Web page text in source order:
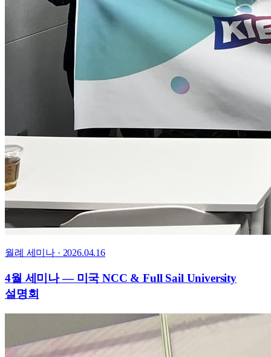
월례 세미나 · 2026.04.16
4월 세미나 — 미국 NCC & Full Sail University
설명회